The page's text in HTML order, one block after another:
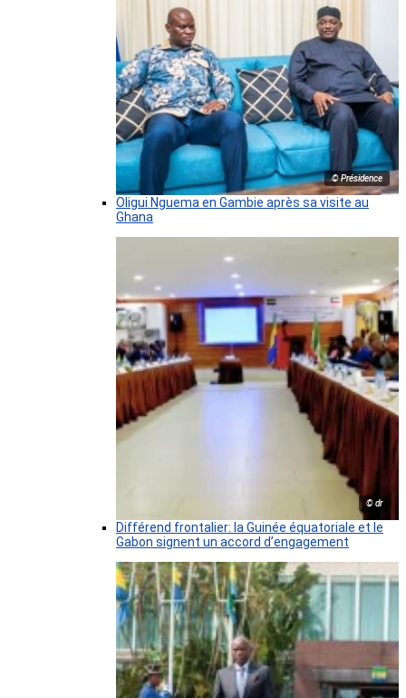
© Présidence
Oligui Nguema en Gambie après sa visite au
Ghana
© dr
Différend frontalier: la Guinée équatoriale et le
Gabon signent un accord d’engagement